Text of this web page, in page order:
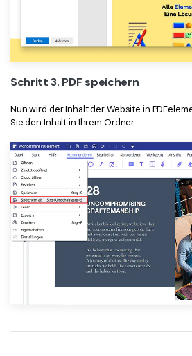
Schritt 3. PDF speichern
Nun wird der Inhalt der Website in
Sie den Inhalt in Ihrem Ordner.